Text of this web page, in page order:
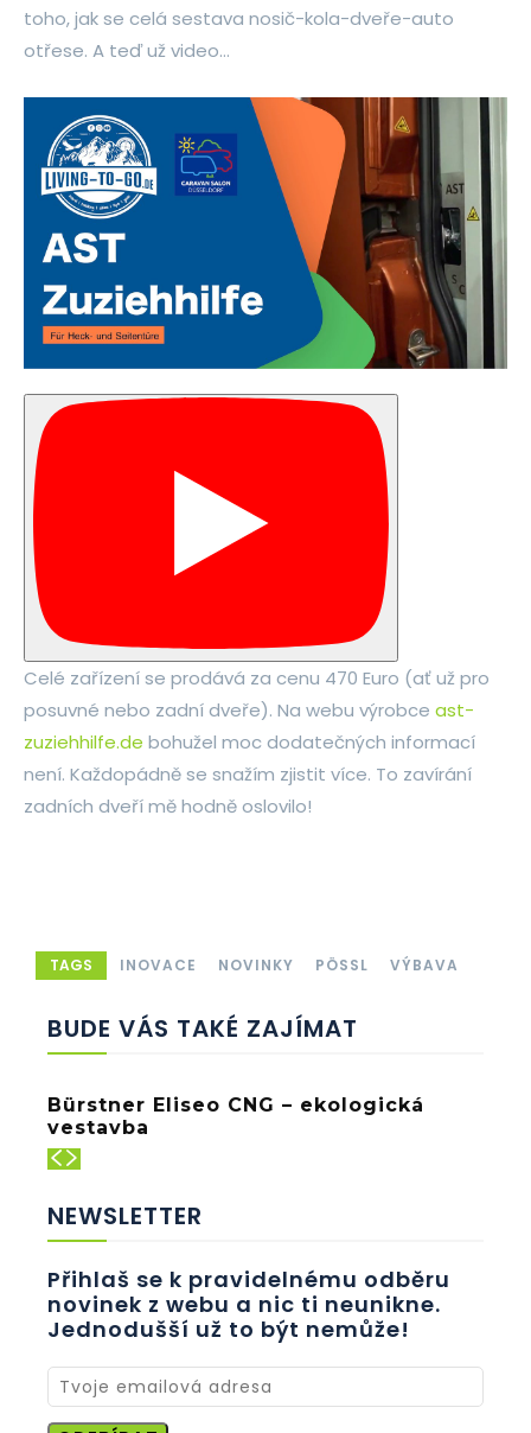
toho, jak se celá sestava nosič-kola-dveře-auto
otřese. A teď už video…
Celé zařízení se prodává za cenu 470 Euro (ať už pro
posuvné nebo zadní dveře). Na webu výrobce ast-
zuziehhilfe.de bohužel moc dodatečných informací
není. Každopádně se snažím zjistit více. To zavírání
zadních dveří mě hodně oslovilo!
TAGS INOVACE NOVINKY PÖSSL VÝBAVA
BUDE VÁS TAKÉ ZAJÍMAT
Bürstner Eliseo CNG – ekologická
vestavba
NEWSLETTER
Přihlaš se k pravidelnému odběru
novinek z webu a nic ti neunikne.
Jednodušší už to být nemůže!